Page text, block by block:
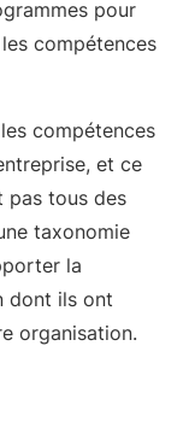
pour
compétences
compétences
et ce
pas tous des
taxonomie
la
dont ils ont
organisation.